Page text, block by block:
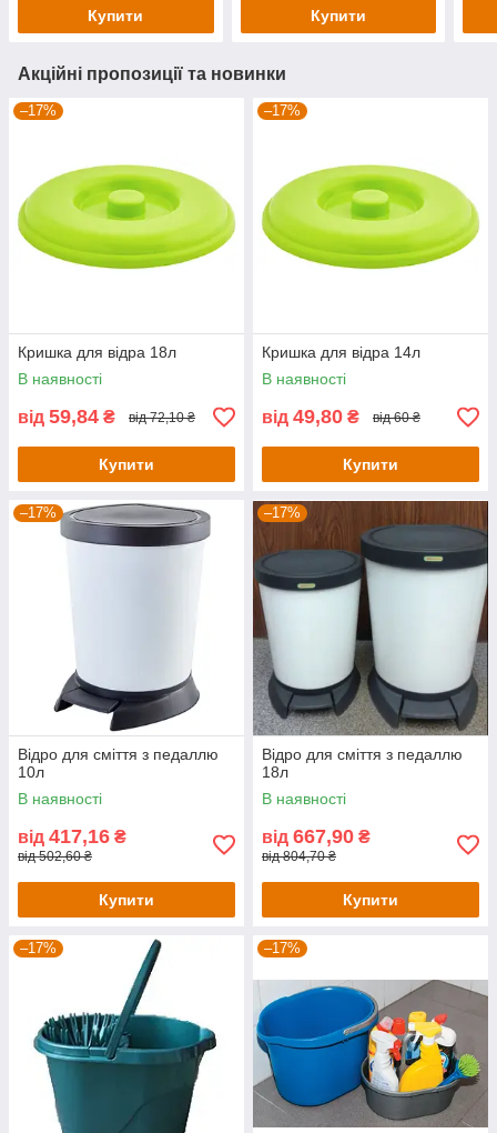
Купити Купити
Акційні пропозиції та новинки
–17%
Кришка для відра 18л
В наявності
від 59,84 ₴ від 72,10 ₴
Купити
–17%
Кришка для відра 14л
В наявності
від 49,80 ₴ від 60 ₴
Купити
–17%
Відро для сміття з педаллю
10л
В наявності
від 417,16 ₴
від 502,60 ₴
Купити
–17%
Відро для сміття з педаллю
18л
В наявності
від 667,90 ₴
від 804,70 ₴
Купити
–17% –17%